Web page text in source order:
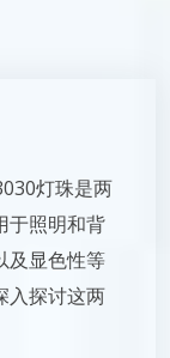
灯珠是两
于照明和背
及显色性等
入探讨这两